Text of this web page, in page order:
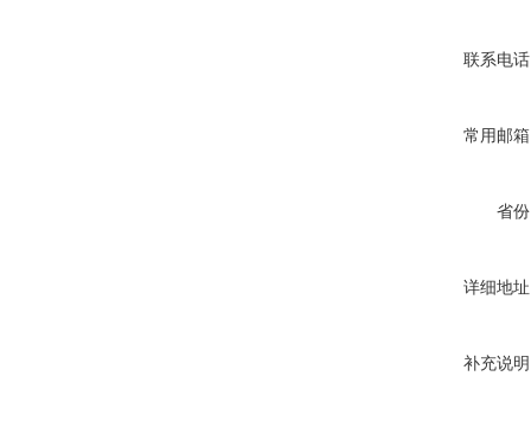
联系电
常用邮
省
详细地
补充说